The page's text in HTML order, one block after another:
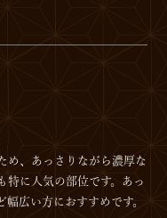
め、あっさりながら濃厚な
特に人気の部位です。あっ
広い方におすすめです。